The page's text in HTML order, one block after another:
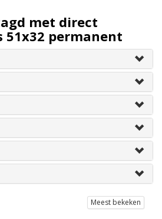
met direct
permanent
Meest bekeken